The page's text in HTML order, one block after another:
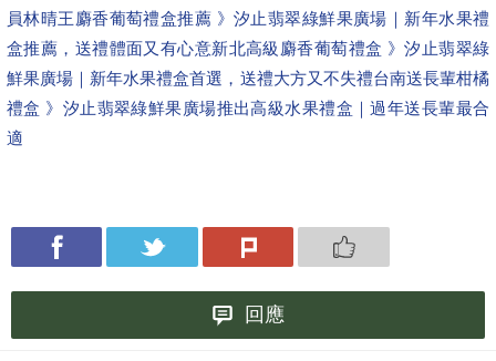
員林晴王麝香葡萄禮盒推薦 》汐止翡翠綠鮮果廣場｜新年水果禮
盒推薦，送禮體面又有心意新北高級麝香葡萄禮盒 》汐止翡翠綠
鮮果廣場｜新年水果禮盒首選，送禮大方又不失禮台南送長輩柑橘
禮盒 》汐止翡翠綠鮮果廣場推出高級水果禮盒｜過年送長輩最合
適
回應